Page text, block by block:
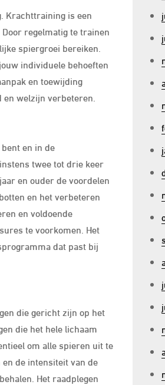
Krachttraining is een
regelmatig te trainen
spiergroei bereiken.
individuele behoeften
en toewijding
welzijn verbeteren.
en in de
twee tot drie keer
en ouder de voordelen
en het verbeteren
en voldoende
te voorkomen. Het
dat past bij
die gericht zijn op het
die het hele lichaam
om alle spieren uit te
de intensiteit van de
Het raadplegen